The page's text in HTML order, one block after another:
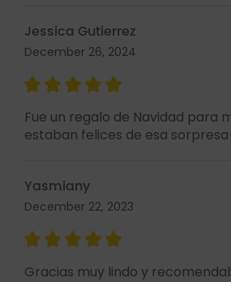
Jessica Gutierrez
December 26, 2024
Fue un regalo de Navidad para
estaban felices de esa sorpresa
Yasmiany
December 22, 2023
Gracias muy lindo y